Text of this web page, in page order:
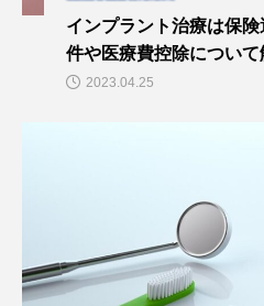
インプラント治療は保
件や医療費控除について
2023.04.25